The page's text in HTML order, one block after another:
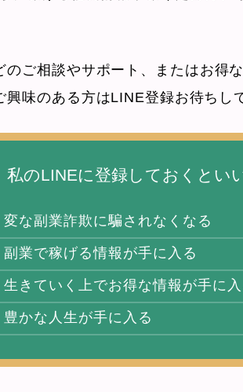
のご相談やサポート、またはお得
興味のある方はLINE登録お待ちし
私のLINEに登録しておくとい
変な副業詐欺に騙されなくなる
副業で稼げる情報が手に入る
生きていく上でお得な情報が手に入
豊かな人生が手に入る